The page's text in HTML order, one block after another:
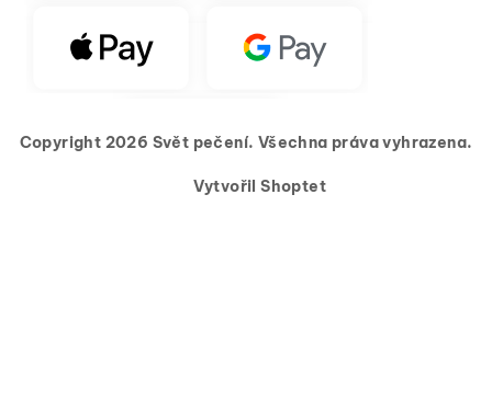
Copyright 2026 Svět pečení. Všechna práva vyhrazena.
Vytvořil Shoptet